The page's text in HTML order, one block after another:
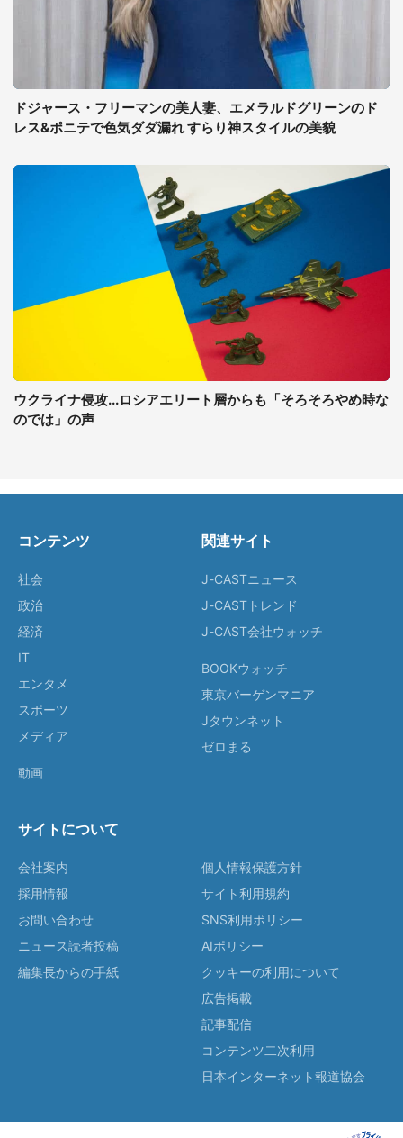
ドジャース・フリーマンの美人妻、エメラルドグリーンのド
レス&ポニテで色気ダダ漏れ すらり神スタイルの美貌
ウクライナ侵攻...ロシアエリート層からも「そろそろやめ時な
のでは」の声
コンテンツ
社会
政治
経済
IT
エンタメ
スポーツ
メディア
動画
関連サイト
J-CASTニュース
J-CASTトレンド
J-CAST会社ウォッチ
BOOKウォッチ
東京バーゲンマニア
Jタウンネット
ゼロまる
サイトについて
会社案内
採用情報
お問い合わせ
ニュース読者投稿
編集長からの手紙
個人情報保護方針
サイト利用規約
SNS利用ポリシー
AIポリシー
クッキーの利用について
広告掲載
記事配信
コンテンツ二次利用
日本インターネット報道協会